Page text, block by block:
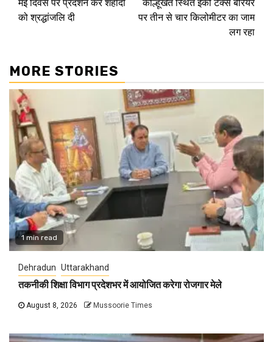
Reading
मई दिवस पर प्रदर्शन कर शहीदों
को श्रद्धांजलि दी
कोल्हूखेत स्थित ईको टैक्स बैरियर
पर तीन से चार किलोमीटर का जाम
लग रहा
MORE STORIES
1 min read
Dehradun Uttarakhand
तकनीकी शिक्षा विभाग प्रदेशभर में आयोजित करेगा रोजगार मेले
August 8, 2026 Mussoorie Times